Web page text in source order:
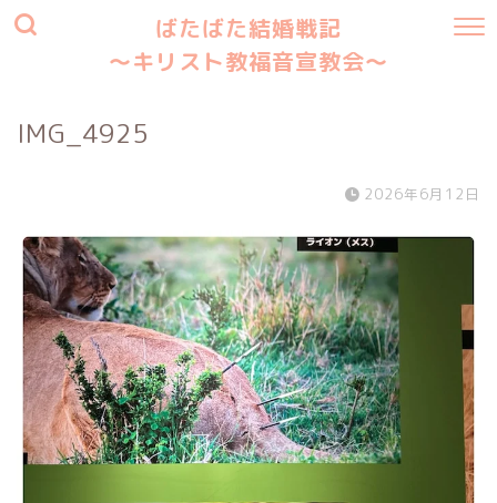
ばたばた結婚戦記
〜キリスト教福音宣教会〜
IMG_4925
2026年6月12日